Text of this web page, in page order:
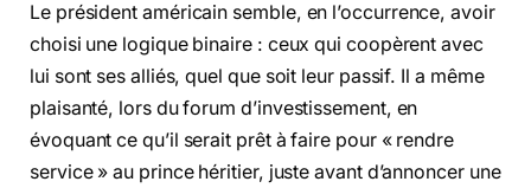
Le président américain semble, en l’occurrence, avoir
choisi une logique binaire : ceux qui coopèrent avec
lui sont ses alliés, quel que soit leur passif. Il a même
plaisanté, lors du forum d’investissement, en
évoquant ce qu’il serait prêt à faire pour « rendre
service » au prince héritier, juste avant d’annoncer une